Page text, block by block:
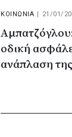
ΚΟΙΝΩΝΙΑ | 21/01/
οδική
ανάπλαση